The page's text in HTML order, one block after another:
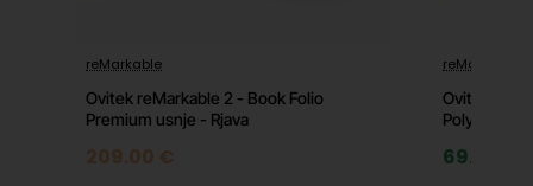
reMarkable
Ovitek reMarkable 2 - Book Folio
Premium usnje - Rjava
209.00 €
-33%
reMarkable
Ovitek
Polymer
69.90 €